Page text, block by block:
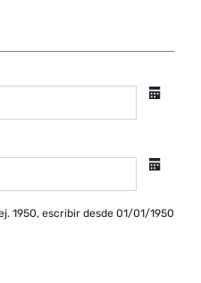
1950, escribir desde 01/01/1950